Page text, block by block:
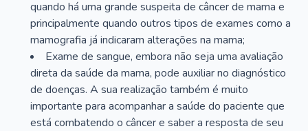
quando há uma grande suspeita de câncer de mama e
principalmente quando outros tipos de exames como a
mamografia já indicaram alterações na mama;
Exame de sangue, embora não seja uma avaliação
direta da saúde da mama, pode auxiliar no diagnóstico
de doenças. A sua realização também é muito
importante para acompanhar a saúde do paciente que
está combatendo o câncer e saber a resposta de seu